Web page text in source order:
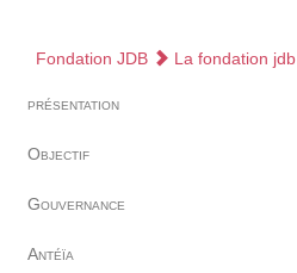
Fondation JDB La fondation jdb
présentation
Objectif
Gouvernance
Antéïa